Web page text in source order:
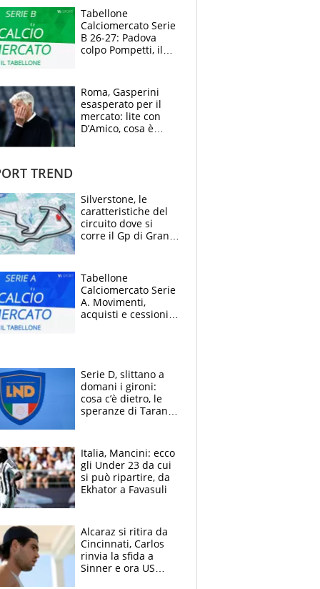
polemiche
Tabellone
Calciomercato Serie
B 26-27: Padova
colpo Pompetti, il
Roma, Gasperini
esasperato per il
mercato: lite con
D’Amico, cosa è
TREND
Silverstone, le
caratteristiche del
circuito dove si
corre il Gp di Gran
Tabellone
Calciomercato Serie
A. Movimenti,
acquisti e cessioni:
Serie D, slittano a
domani i gironi:
cosa c’è dietro, le
speranze di Taranto
Italia, Mancini: ecco
gli Under 23 da cui
si può ripartire, da
Ekhator a Favasuli
Alcaraz si ritira da
Cincinnati, Carlos
rinvia la sfida a
Sinner e ora US